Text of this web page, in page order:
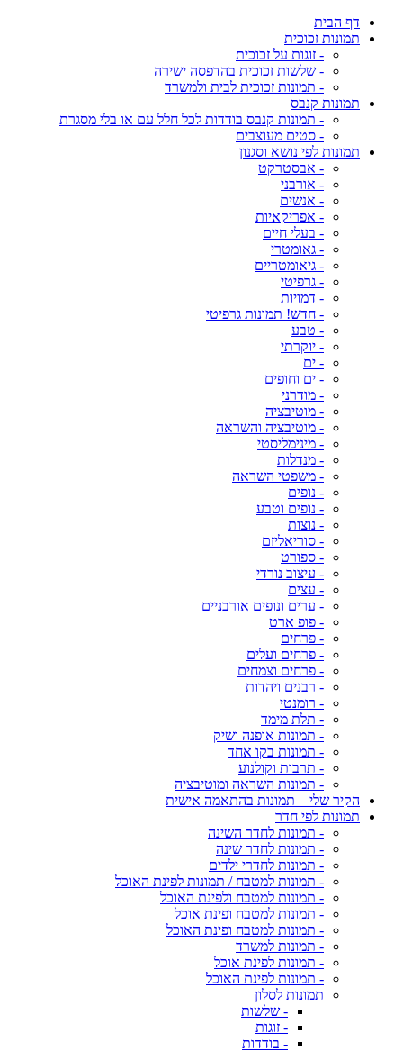
דף הבית
תמונות זכוכית
- זוגות על זכוכית
- שלשות זכוכית בהדפסה ישירה
- תמונות זכוכית לבית ולמשרד
תמונות קנבס
- תמונות קנבס בודדות לכל חלל עם או בלי מסגרת
- סטים מעוצבים
תמונות לפי נושא וסגנון
- אבסטרקט
- אורבני
- אנשים
- אפריקאיות
- בעלי חיים
- גאומטרי
- גיאומטריים
- גרפיטי
- דמויות
- חדש! תמונות גרפיטי
- טבע
- יוקרתי
- ים
- ים וחופים
- מודרני
- מוטיבציה
- מוטיבציה והשראה
- מינימליסטי
- מנדלות
- משפטי השראה
- נופים
- נופים וטבע
- נוצות
- סוריאליזם
- ספורט
- עיצוב נורדי
- עצים
- ערים ונופים אורבניים
- פופ ארט
- פרחים
- פרחים ועלים
- פרחים וצמחים
- רבנים ויהדות
- רומנטי
- תלת מימד
- תמונות אופנה ושיק
- תמונות בקו אחד
- תרבות וקולנוע
- תמונות השראה ומוטיבציה
הקיר שלי – תמונות בהתאמה אישית
תמונות לפי חדר
- תמונות לחדר השינה
- תמונות לחדר שינה
- תמונות לחדרי ילדים
- תמונות למטבח / תמונות לפינת האוכל
- תמונות למטבח ולפינת האוכל
- תמונות למטבח ופינת אוכל
- תמונות למטבח ופינת האוכל
- תמונות למשרד
- תמונות לפינת אוכל
- תמונות לפינת האוכל
תמונות לסלון
- שלשות
- זוגות
- בודדות